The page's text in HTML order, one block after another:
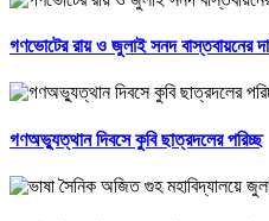
গণভোটের রায় ও জুলাই সনদ বাস্তবায়নের
গণঅভ্যুত্থান দিবসে কুবি ছাত্রদলের পরিচ্ছ